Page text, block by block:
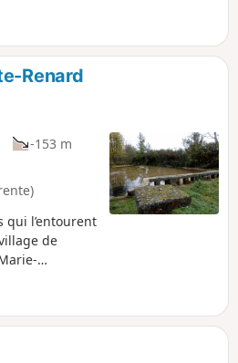
Renard
-153 m
qui l’entourent
de
Touvre,